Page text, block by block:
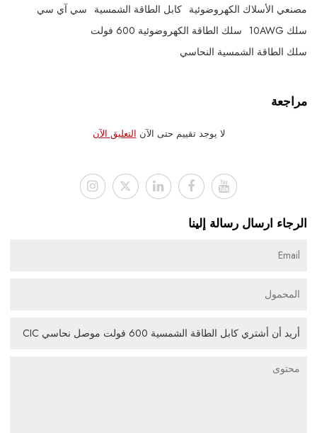
مصنعي الأسلاك الكهروضوئية كابل الطاقة الشمسية سي آي سي
سلك 10AWG
سلك الطاقة الكهروضوئية 600 فولت
سلك الطاقة الشمسية النحاسي
مراجعة
لا يوجد تقييم حتى الآن التعليق الآن
الرجاء ارسال رسالة إلينا